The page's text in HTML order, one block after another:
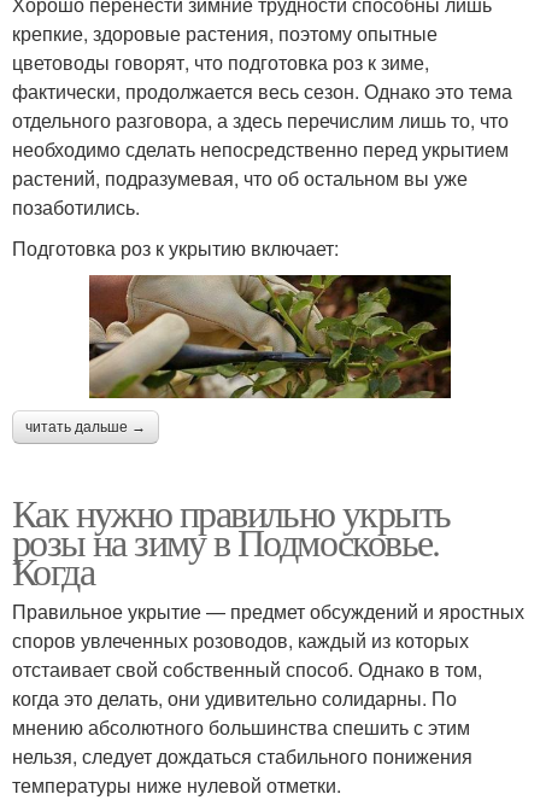
крепкие, здоровые растения, поэтому опытные
цветоводы говорят, что подготовка роз к зиме,
фактически, продолжается весь сезон. Однако это тема
отдельного разговора, а здесь перечислим лишь то, что
необходимо сделать непосредственно перед укрытием
растений, подразумевая, что об остальном вы уже
позаботились.
Подготовка роз к укрытию включает:
читать дальше →
Как нужно правильно укрыть
розы на зиму в Подмосковье.
Когда
Правильное укрытие — предмет обсуждений и яростных
споров увлеченных розоводов, каждый из которых
отстаивает свой собственный способ. Однако в том,
когда это делать, они удивительно солидарны. По
мнению абсолютного большинства спешить с этим
нельзя, следует дождаться стабильного понижения
температуры ниже нулевой отметки.